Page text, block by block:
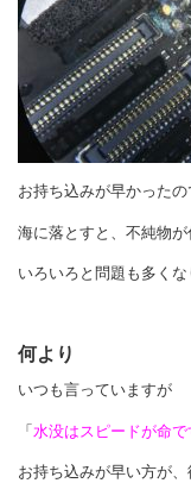
お持ち込みが早かったの
海に落とすと、不純物
いろいろと問題も多くな
何より
いつも言っていますが
「水没はスピードが命で
お持ち込みが早い方が、